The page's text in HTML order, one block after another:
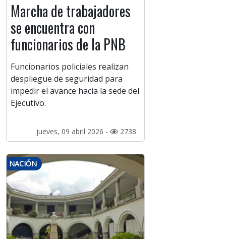
Marcha de trabajadores
se encuentra con
funcionarios de la PNB
Funcionarios policiales realizan
despliegue de seguridad para
impedir el avance hacia la sede del
Ejecutivo.
jueves, 09 abril 2026 - 2738
NACIÓN